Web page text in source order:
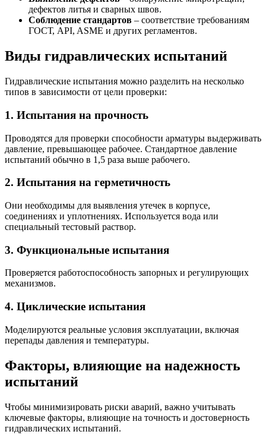
дефектов литья и сварных швов.
Соблюдение стандартов – соответствие требованиям
ГОСТ, API, ASME и других регламентов.
Виды гидравлических испытаний
Гидравлические испытания можно разделить на несколько
типов в зависимости от цели проверки:
1. Испытания на прочность
Проводятся для проверки способности арматуры выдерживать
давление, превышающее рабочее. Стандартное давление
испытаний обычно в 1,5 раза выше рабочего.
2. Испытания на герметичность
Они необходимы для выявления утечек в корпусе,
соединениях и уплотнениях. Используется вода или
специальный тестовый раствор.
3. Функциональные испытания
Проверяется работоспособность запорных и регулирующих
механизмов.
4. Циклические испытания
Моделируются реальные условия эксплуатации, включая
перепады давления и температуры.
Факторы, влияющие на надежность
испытаний
Чтобы минимизировать риски аварий, важно учитывать
ключевые факторы, влияющие на точность и достоверность
гидравлических испытаний.